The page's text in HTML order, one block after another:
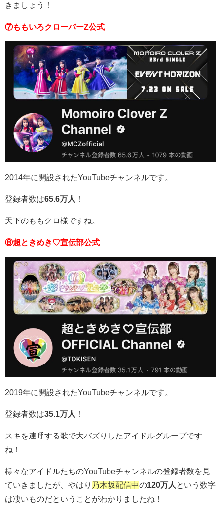
きましょう！
⑦ももいろクローバーZ公式
2014年に開設されたYouTubeチャンネルです。
登録者数は65.6万人 ！
天下のももクロ様ですね。
⑧超ときめき♡宣伝部公式
2019年に開設されたYouTubeチャンネルです。
登録者数は35.1万人 ！
スキを連呼する歌で大バズりしたアイドルグループです
ね！
様々なアイドルたちのYouTubeチャンネルの登録者数を見
ていきましたが、やはり 乃木坂配信中の120万人 という数字
は凄いものだということがわかりましたね！